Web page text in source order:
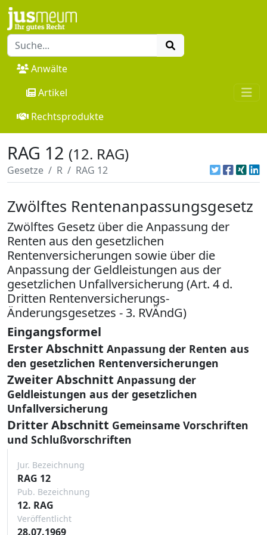
Anwälte
Artikel
Rechtsprodukte
RAG 12 (12. RAG)
Gesetze R RAG 12
Zwölftes Rentenanpassungsgesetz
Zwölftes Gesetz über die Anpassung der
Renten aus den gesetzlichen
Rentenversicherungen sowie über die
Anpassung der Geldleistungen aus der
gesetzlichen Unfallversicherung (Art. 4 d.
Dritten Rentenversicherungs-
Änderungsgesetzes - 3. RVÄndG)
Eingangsformel
Erster Abschnitt Anpassung der Renten aus
den gesetzlichen Rentenversicherungen
Zweiter Abschnitt Anpassung der
Geldleistungen aus der gesetzlichen
Unfallversicherung
Dritter Abschnitt Gemeinsame Vorschriften
und Schlußvorschriften
Jur. Bezeichnung
RAG 12
Pub. Bezeichnung
12. RAG
Veröffentlicht
28.07.1969